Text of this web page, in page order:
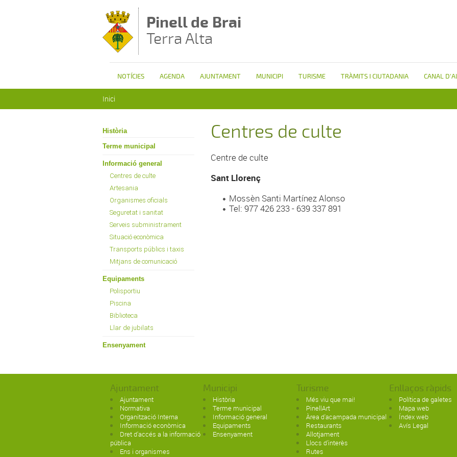
Pinell de Brai
Terra Alta
NOTÍCIES AGENDA AJUNTAMENT MUNICIPI TURISME TRÀMITS I CIUTADANIA CANAL
Inici
Història
Terme municipal
Informació general
Centres de culte
Artesania
Organismes oficials
Seguretat i sanitat
Serveis subministrament
Situació econòmica
Transports públics i taxis
Mitjans de comunicació
Equipaments
Polisportiu
Piscina
Biblioteca
Llar de jubilats
Ensenyament
Centres de culte
Centre de culte
Sant Llorenç
Mossèn Santi Martínez Alonso
Tel: 977 426 233 - 639 337 891
Ajuntament
Ajuntament
Normativa
Organització Interna
Informació econòmica
Dret d'accés a la informació
pública
Ens i organismes
Municipi
Història
Terme municipal
Informació general
Equipaments
Ensenyament
Turisme
Més viu que mai!
PinellArt
Àrea d'acampada municipal
Restaurants
Allotjament
Llocs d'interès
Rutes
Enllaços ràpids
Política de galetes
Mapa web
Índex web
Avís Legal